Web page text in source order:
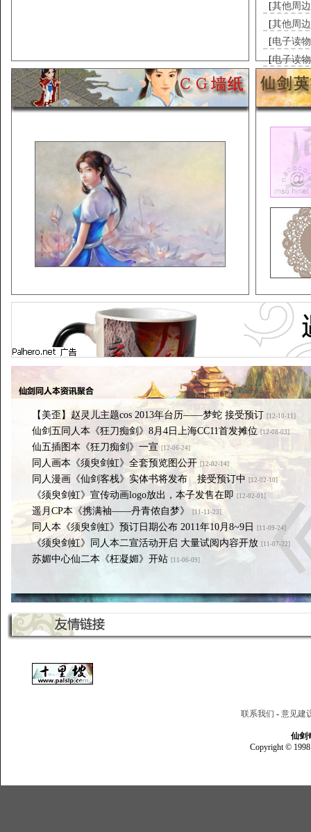
[其他周边
[其他周边
[电子读物
[电子读物
【美歪】赵灵儿主题cos 2013年台历——梦蛇 接受预订 [12-10-11]
仙剑五同人本《狂刀痴剑》8月4日上海CC11首发摊位 [12-08-03]
仙五插图本《狂刀痴剑》一宣 [12-06-24]
同人画本《须臾剑虹》全套预览图公开 [12-02-14]
同人漫画《仙剑客栈》实体书将发布 接受预订中 [12-02-10]
《须臾剑虹》宣传动画logo放出，本子发售在即 [12-02-01]
遥月CP本《携满袖——丹青侬自梦》 [11-11-23]
同人本《须臾剑虹》预订日期公布 2011年10月8~9日 [11-09-24]
《须臾剑虹》同人本二宣活动开启 大量试阅内容开放 [11-07-22]
苏媚中心仙二本《枉凝媚》开站 [11-06-09]
联系我们 - 意见建
仙剑
Copyright © 1998